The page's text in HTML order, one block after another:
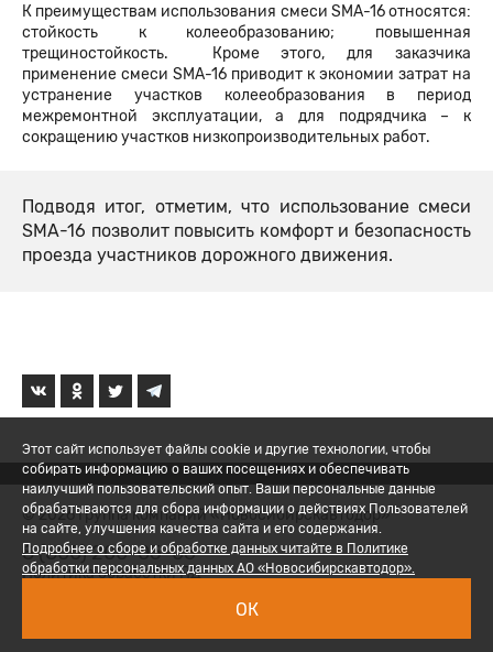
К преимуществам использования смеси SMA-16 относятся:
стойкость к колееобразованию; повышенная
трещиностойкость. Кроме этого, для заказчика
применение смеси SMA-16 приводит к экономии затрат на
устранение участков колееобразования в период
межремонтной эксплуатации, а для подрядчика – к
сокращению участков низкопроизводительных работ.
Подводя итог, отметим, что использование смеси
SMA-16 позволит повысить комфорт и безопасность
проезда участников дорожного движения.
© 2026 Группа компаний «Новосибирскавтодор»
8 (800) 200-05-06
Политика обработки ПД
Этот сайт использует файлы cookie и другие технологии, чтобы
собирать информацию о ваших посещениях и обеспечивать
наилучший пользовательский опыт. Ваши персональные данные
обрабатываются для сбора информации о действиях Пользователей
на сайте, улучшения качества сайта и его содержания.
Подробнее о сборе и обработке данных читайте в Политике
обработки персональных данных АО «Новосибирскавтодор».
ОК